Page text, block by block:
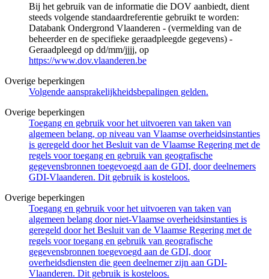
Bij het gebruik van de informatie die DOV aanbiedt, dient
steeds volgende standaardreferentie gebruikt te worden:
Databank Ondergrond Vlaanderen - (vermelding van de
beheerder en de specifieke geraadpleegde gegevens) -
Geraadpleegd op dd/mm/jjjj, op
https://www.dov.vlaanderen.be
Overige beperkingen
Volgende aansprakelijkheidsbepalingen gelden.
Overige beperkingen
Toegang en gebruik voor het uitvoeren van taken van
algemeen belang, op niveau van Vlaamse overheidsinstanties
is geregeld door het Besluit van de Vlaamse Regering met de
regels voor toegang en gebruik van geografische
gegevensbronnen toegevoegd aan de GDI, door deelnemers
GDI-Vlaanderen. Dit gebruik is kosteloos.
Overige beperkingen
Toegang en gebruik voor het uitvoeren van taken van
algemeen belang door niet-Vlaamse overheidsinstanties is
geregeld door het Besluit van de Vlaamse Regering met de
regels voor toegang en gebruik van geografische
gegevensbronnen toegevoegd aan de GDI, door
overheidsdiensten die geen deelnemer zijn aan GDI-
Vlaanderen. Dit gebruik is kosteloos.